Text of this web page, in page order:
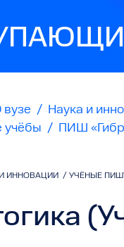
вузе / Наука и
учёбы / ПИШ
ИННОВАЦИИ / УЧЁНЫЕ